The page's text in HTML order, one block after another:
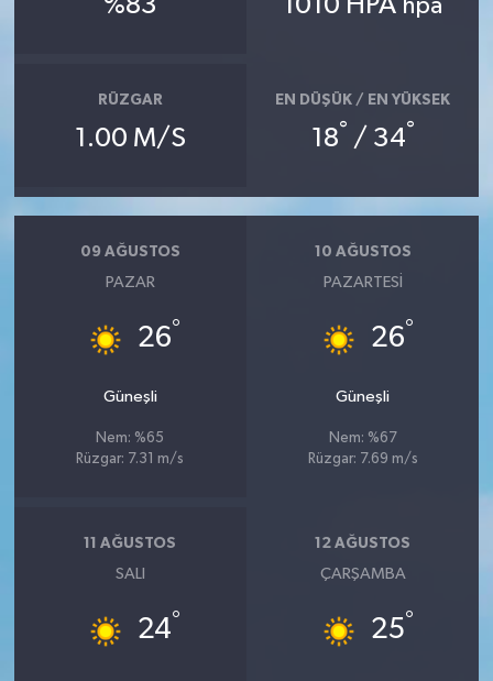
hpa
RÜZGAR
1.00 M/S
EN DÜŞÜK / EN YÜKSEK
18° / 34°
09 AĞUSTOS
PAZAR
26°
Güneşli
Nem: %65
Rüzgar: 7.31 m/s
10 AĞUSTOS
PAZARTESI
26°
Güneşli
Nem: %67
Rüzgar: 7.69 m/s
11 AĞUSTOS
SALI
24°
12 AĞUSTOS
ÇARŞAMBA
25°